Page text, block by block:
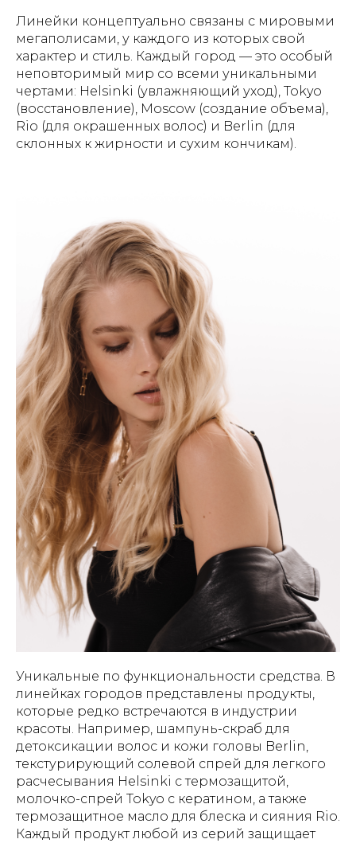
Линейки концептуально связаны с мировыми
мегаполисами, у каждого из которых свой
характер и стиль. Каждый город — это особый
неповторимый мир со всеми уникальными
чертами: Helsinki (увлажняющий уход), Tokyo
(восстановление), Moscow (создание объема),
Rio (для окрашенных волос) и Berlin (для
склонных к жирности и сухим кончикам).
Уникальные по функциональности средства. В
линейках городов представлены продукты,
которые редко встречаются в индустрии
красоты. Например, шампунь-скраб для
детоксикации волос и кожи головы Berlin,
текстурирующий солевой спрей для легкого
расчесывания Helsinki с термозащитой,
молочко-спрей Tokyo с кератином, а также
термозащитное масло для блеска и сияния Rio.
Каждый продукт любой из серий защищает